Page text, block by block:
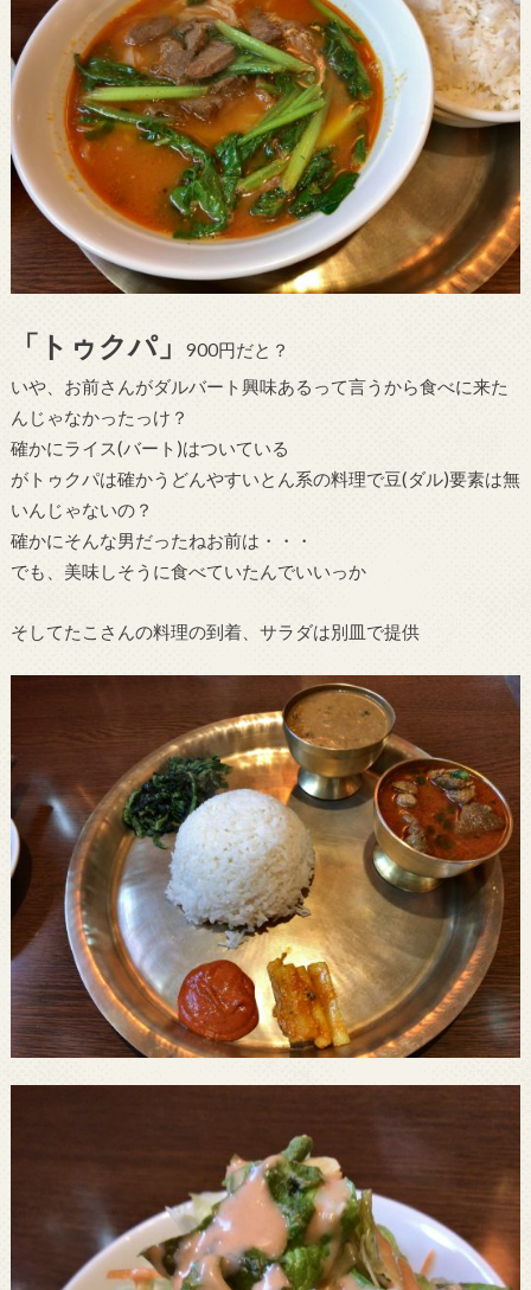
「トゥクパ」
900円だと？
いや、お前さんがダルバート興味あるって言うから食べに来た
んじゃなかったっけ？
確かにライス(バート)はついている
がトゥクパは確かうどんやすいとん系の料理で豆(ダル)要素は無
いんじゃないの？
確かにそんな男だったねお前は・・・
でも、美味しそうに食べていたんでいいっか
そしてたこさんの料理の到着、サラダは別皿で提供